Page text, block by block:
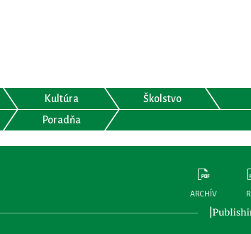
Kultúra Školstvo
Poradňa
ARCHÍV